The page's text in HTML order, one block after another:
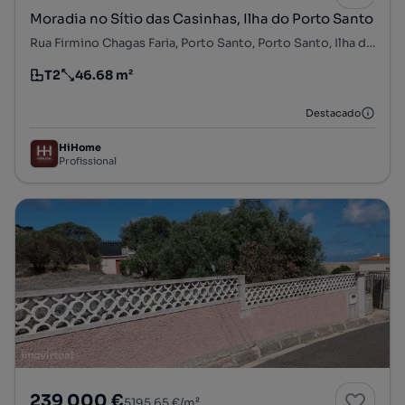
Moradia no Sítio das Casinhas, Ilha do Porto Santo
Rua Firmino Chagas Faria, Porto Santo, Porto Santo, Ilha de Porto Santo
Tipologia
T2
Preço por metro quadrado
46.68 m²
Destacado
HiHome
Profissional